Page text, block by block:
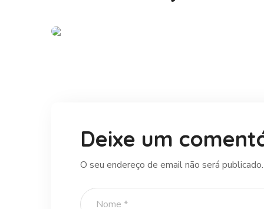
Deixe um
O seu endereço de email não será publicado.